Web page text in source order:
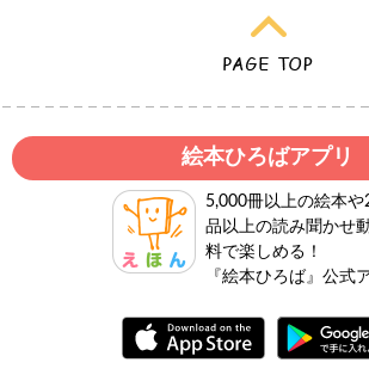
絵本ひろばアプリ
5,000冊以上の絵本や
品以上の読み聞かせ
料で楽しめる！
『絵本ひろば』公式